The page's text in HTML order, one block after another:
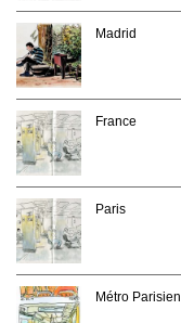
Madrid
France
Paris
Métro Parisien